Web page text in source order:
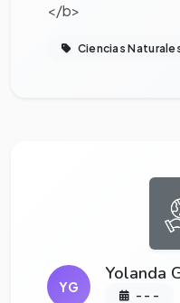
</b>
Ciencias
YG
Yolanda
- - -